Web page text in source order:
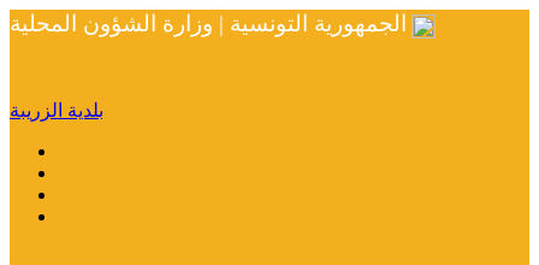
الجمهورية التونسية | وزارة الشؤون المحلية
بلدية الزريبة